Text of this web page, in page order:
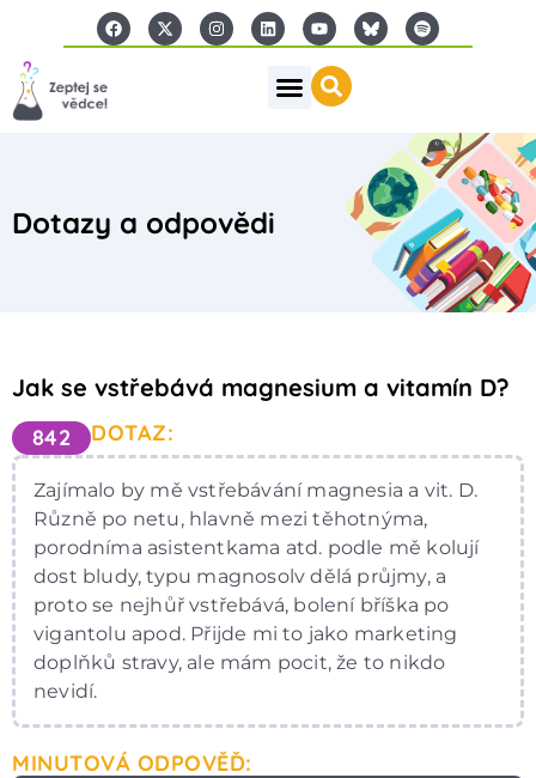
Dotazy a odpovědi
Jak se vstřebává magnesium a vitamín D?
842 DOTAZ:
Zajímalo by mě vstřebávání magnesia a vit. D.
Různě po netu, hlavně mezi těhotnýma,
porodníma asistentkama atd. podle mě kolují
dost bludy, typu magnosolv dělá průjmy, a
proto se nejhůř vstřebává, bolení bříška po
vigantolu apod. Přijde mi to jako marketing
doplňků stravy, ale mám pocit, že to nikdo
nevidí.
MINUTOVÁ ODPOVĚĎ: